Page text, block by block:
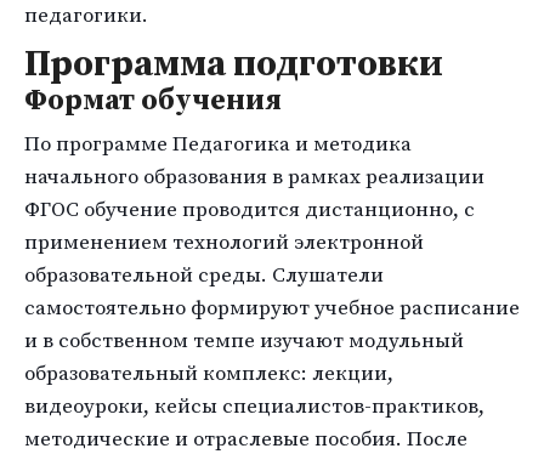
педагогики.
Программа подготовки
Формат обучения
По программе Педагогика и методика
начального образования в рамках реализации
ФГОС обучение проводится дистанционно, с
применением технологий электронной
образовательной среды. Слушатели
самостоятельно формируют учебное расписание
и в собственном темпе изучают модульный
образовательный комплекс: лекции,
видеоуроки, кейсы специалистов-практиков,
методические и отраслевые пособия. После